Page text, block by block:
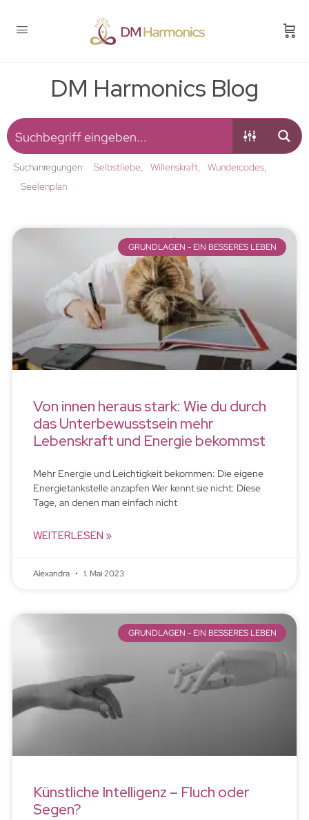
DM Harmonics Blog
Suchanregungen: Selbstliebe Willenskraft
Wundercodes
Seelenplan
GRUNDLAGEN - EIN BESSERES LEBEN
Von innen heraus stark: Wie du durch
das Unterbewusstsein mehr
Lebenskraft und Energie bekommst
Mehr Energie und Leichtigkeit bekommen: Die eigene
Energietankstelle anzapfen Wer kennt sie nicht: Diese
Tage, an denen man einfach nicht
WEITERLESEN »
Alexandra 1. Mai 2023
GRUNDLAGEN - EIN BESSERES LEBEN
Künstliche Intelligenz – Fluch oder
Segen?